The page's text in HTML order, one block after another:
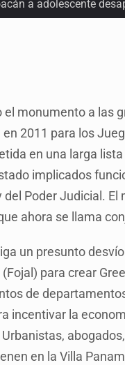
a adolescente
la negativa del
con complicidad
de vivienda de Santa
más detenciones por
de
la Espriella como
La CEDHJ documenta
de fraude
el monumento a las
2011 para los
en una larga
implicados
Poder Judicial.
ahora se llama
un presunto
para crear
de
incentivar la
en la Villa